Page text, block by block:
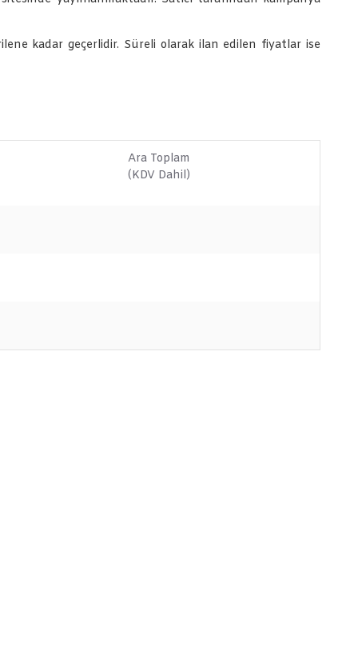
kadar geçerlidir. Süreli olarak ilan edilen fiyatlar ise
Ara Toplam
(KDV Dahil)